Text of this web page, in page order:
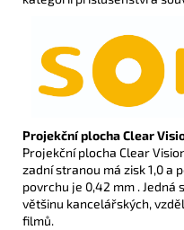
Projekční plocha Clear
Projekční plocha Clear
zadní stranou má zisk 1,0 a
povrchu je 0,42 mm .
většinu kancelářských,
filmů.